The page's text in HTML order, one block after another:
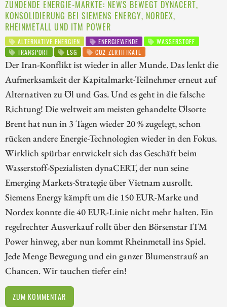
ZÜNDENDE ENERGIE-MÄRKTE: NEWS BEWEGT DYNACERT,
KONSOLIDIERUNG BEI SIEMENS ENERGY, NORDEX,
RHEINMETALL UND ITM POWER
ALTERNATIVE ENERGIEN ENERGIEWENDE
WASSERSTOFF
TRANSPORT
ESG CO2-ZERTIFIKATE
Der Iran-Konflikt ist wieder in aller Munde. Das lenkt die
Aufmerksamkeit der Kapitalmarkt-Teilnehmer erneut auf
Alternativen zu Öl und Gas. Und es geht in die falsche
Richtung! Die weltweit am meisten gehandelte Ölsorte
Brent hat nun in 3 Tagen wieder 20 % zugelegt, schon
rücken andere Energie-Technologien wieder in den Fokus.
Wirklich spürbar entwickelt sich das Geschäft beim
Wasserstoff-Spezialisten dynaCERT, der nun seine
Emerging Markets-Strategie über Vietnam ausrollt.
Siemens Energy kämpft um die 150 EUR-Marke und
Nordex konnte die 40 EUR-Linie nicht mehr halten. Ein
regelrechter Ausverkauf rollt über den Börsenstar ITM
Power hinweg, aber nun kommt Rheinmetall ins Spiel.
Jede Menge Bewegung und ein ganzer Blumenstrauß an
Chancen. Wir tauchen tiefer ein!
ZUM KOMMENTAR